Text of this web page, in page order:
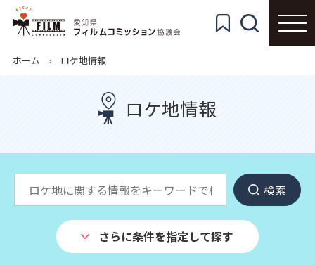
ホーム ロケ地情報
ロケ地情報
検索
さらに条件を指定して探す